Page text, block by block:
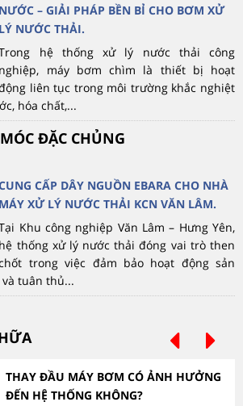
NƯỚC – GIẢI PHÁP BỀN BỈ CHO BƠM XỬ
LÝ NƯỚC THẢI.
hệ thống xử lý nước thải công
nghiệp, máy bơm chìm là thiết bị hoạt
liên tục trong môi trường khắc nghiệt
hóa chất,...
ĐẶC CHỦNG
CẤP DÂY NGUỒN EBARA CHO NHÀ
MÁY XỬ LÝ NƯỚC THẢI KCN VĂN LÂM.
Khu công nghiệp Văn Lâm – Hưng Yên,
hệ thống xử lý nước thải đóng vai trò then
trong việc đảm bảo hoạt động sản
tuân thủ...
THAY ĐẦU MÁY BƠM CÓ ẢNH HƯỞNG
ĐẾN HỆ THỐNG KHÔNG?